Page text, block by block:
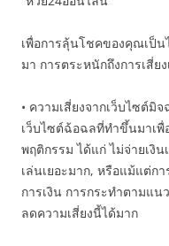
เพื่อการลุ้นโชคของคุณเป็
มา การตระหนักถึงการเสี่ย
• ความเสี่ยงจากเว็บไซต์
เว็บไซต์ฉ้อฉลที่ทำขึ้นมาเพื่
พฤติกรรม ได้แก่ ไม่จ่ายเงิ
เล่นเยอะมาก, หรือแม้แต่
การเงิน การกระทำตามแน
ลดความเสี่ยงนี้ได้มาก